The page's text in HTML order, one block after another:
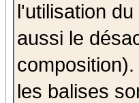
l'utilisation
aussi le
les balises